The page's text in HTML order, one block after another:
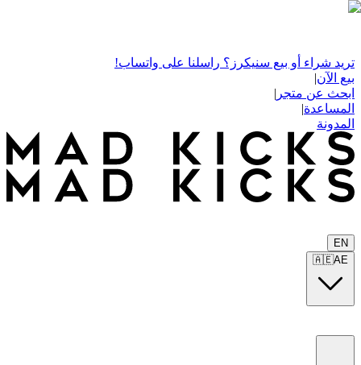
تريد شراء أو بيع سنيكرز؟ راسلنا على واتساب!
بيع الآن|
ابحث عن متجر |
المساعدة|
المدونة
EN
🇦🇪AE